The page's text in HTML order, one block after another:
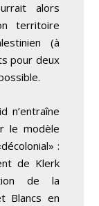
alors
territoire
(à
pour deux
n’entraîne
le modèle
:
de Klerk
de la
Blancs en